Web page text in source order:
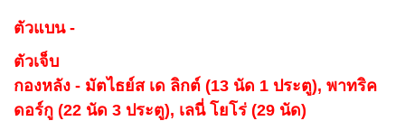
ตัวแบน -
ตัวเจ็บ
กองหลัง - มัตไธย์ส เด ลิกต์ (13 นัด 1 ประตู), พาทริค
ดอร์กู (22 นัด 3 ประตู), เลนี่ โยโร่ (29 นัด)